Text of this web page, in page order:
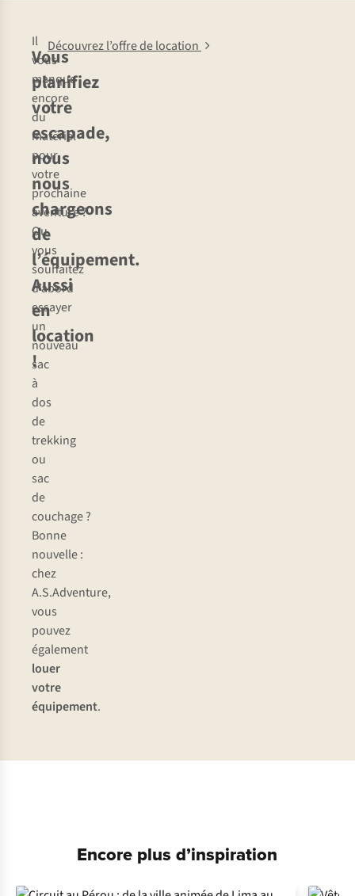
Vous
planifiez
votre
escapade,
nous
nous
chargeons
de
l’équipement.
Aussi
en
location
!
Il
vous
manque
encore
du
matériel
pour
votre
prochaine
aventure ?
Ou
vous
souhaitez
d’abord
essayer
un
nouveau
sac
à
dos
de
trekking
ou
sac
de
couchage ?
Bonne
nouvelle :
chez
A.S.Adventure,
vous
pouvez
également
louer
votre
équipement.
Découvrez l’offre de location
Encore plus d’inspiration